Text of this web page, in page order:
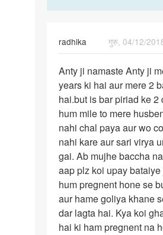
radhika
गुरु, 04/12/
Anty
ji
namaste
Anty
ji
meri…
Anty ji namaste Anty ji
years ki hai aur mere 2
hai.but is bar piriad ke 2
hum mile to mere
nahi chal paya aur wo
nahi kare aur sari virya
gai. Ab mujhe baccha
aap plz koi upay
hum pregnent hone se
aur hame goliya khane
dar lagta hai. Kya koi
hai ki ham pregnent na